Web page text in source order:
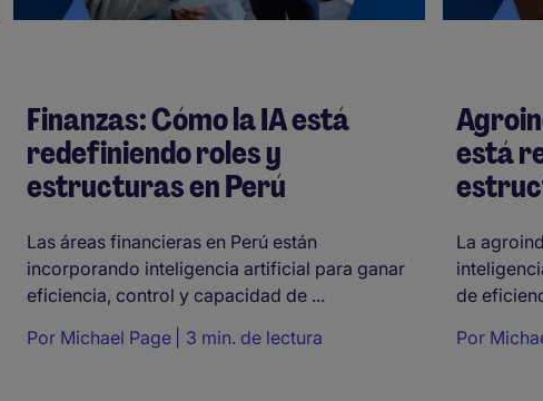
Finanzas: Cómo la IA está
redefiniendo roles y
estructuras en Perú
Las áreas financieras en Perú están
incorporando inteligencia artificial para ganar
eficiencia, control y capacidad de ...
Por Michael Page 3 min. de lectura
está
La
de
Por